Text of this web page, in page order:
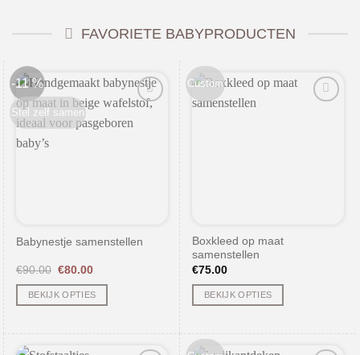
FAVORIETE BABYPRODUCTEN
-11 %
Stel zelf samen
Babynestje samenstellen
€90.00 Oorspronkelijke
was:
€90.00.
€80.00Huidige
is:
€80.00.
BEKIJK OPTIES
Custom
Boxkleed op maat
samenstellen
€75.00
BEKIJK OPTIES